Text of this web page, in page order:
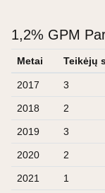
1,2% GPM
Metai Teikėjų
2017 3
2018 2
2019 3
2020 2
2021 1